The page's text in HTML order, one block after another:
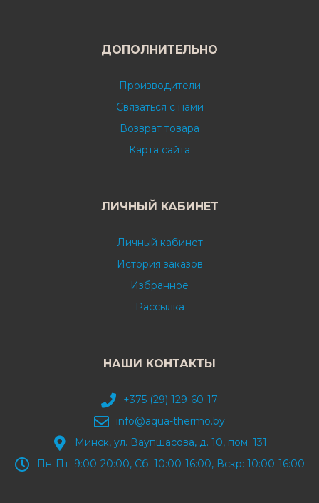
ДОПОЛНИТЕЛЬНО
Производители
Связаться с нами
Возврат товара
Карта сайта
ЛИЧНЫЙ КАБИНЕТ
Личный кабинет
История заказов
Избранное
Рассылка
НАШИ КОНТАКТЫ
+375 (29) 129-60-17
info@aqua-thermo.by
Минск, ул. Ваупшасова, д. 10, пом. 131
Пн-Пт: 9:00-20:00, Сб: 10:00-16:00, Вскр: 10:00-16:00